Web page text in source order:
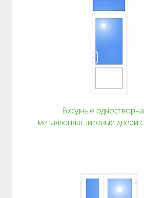
Входные
металлопластиковые двери